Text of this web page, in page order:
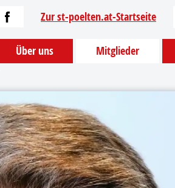
Über uns Mitglieder
Zur st-poelten.at-Startseite